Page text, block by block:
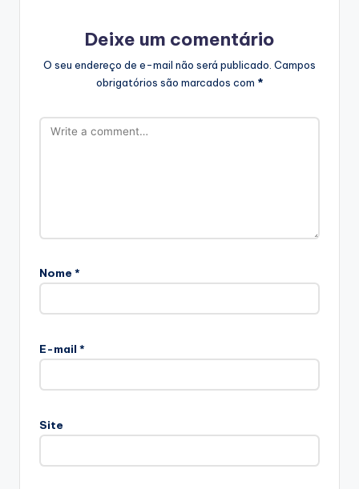
Deixe um comentário
O seu endereço de e-mail não será publicado. Campos
obrigatórios são marcados com *
Nome *
E-mail *
Site